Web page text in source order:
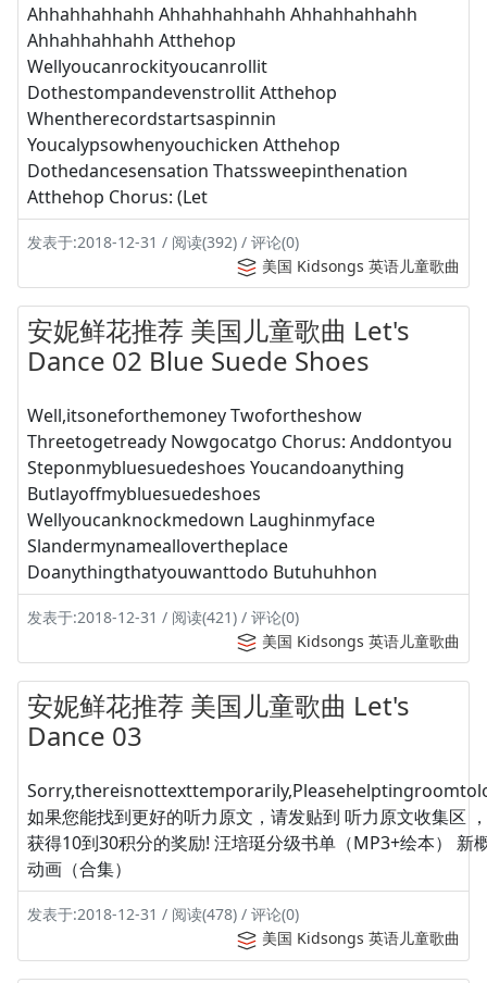
Ahhahhahhahh Ahhahhahhahh Ahhahhahhahh
Ahhahhahhahh Atthehop
Wellyoucanrockityoucanrollit
Dothestompandevenstrollit Atthehop
Whentherecordstartsaspinnin
Youcalypsowhenyouchicken Atthehop
Dothedancesensation Thatssweepinthenation
Atthehop Chorus: (Let
发表于:2018-12-31 / 阅读(392) / 评论(0)
美国 Kidsongs 英语儿童歌曲
安妮鲜花推荐 美国儿童歌曲 Let's
Dance 02 Blue Suede Shoes
Well,itsoneforthemoney Twofortheshow
Threetogetready Nowgocatgo Chorus: Anddontyou
Steponmybluesuedeshoes Youcandoanything
Butlayoffmybluesuedeshoes
Wellyoucanknockmedown Laughinmyface
Slandermynameallovertheplace
Doanythingthatyouwanttodo Butuhuhhon
发表于:2018-12-31 / 阅读(421) / 评论(0)
美国 Kidsongs 英语儿童歌曲
安妮鲜花推荐 美国儿童歌曲 Let's
Dance 03
如果您能找到更好的听力原文，请发贴到 听力原文收集区
获得10到30积分的奖励! 汪培珽分级书单（MP3+绘本） 新
动画（合集）
发表于:2018-12-31 / 阅读(478) / 评论(0)
美国 Kidsongs 英语儿童歌曲